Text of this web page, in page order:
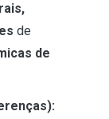
de
de